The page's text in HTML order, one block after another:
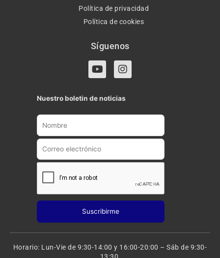
Política de privacidad
Política de cookies
Síguenos
Y
o
t
u
b
I
n
t
a
g
a
Nuestro boletin de noticias
Horario: Lun-Vie de 9:30-14:00 y 16:00-20:00 – Sáb de 9:30-